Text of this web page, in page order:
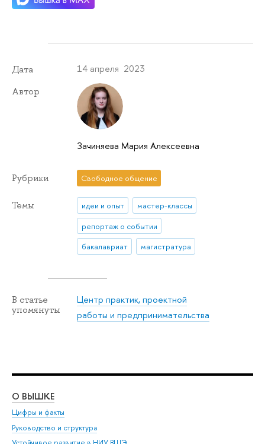
Дата 14 апреля 2023
Автор
Зачиняева Мария Алексеевна
Рубрики Свободное общение
Темы идеи и опыт
мастер-классы
репортаж о событии
бакалавриат
магистратура
В статье
упомянуты
Центр практик, проектной
работы и предпринимательства
О ВЫШКЕ
Цифры и факты
Руководство и структура